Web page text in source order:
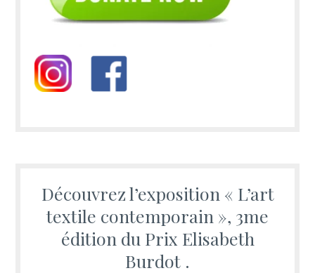
Découvrez l’exposition « L’art
textile contemporain », 3me
édition du Prix Elisabeth
Burdot .